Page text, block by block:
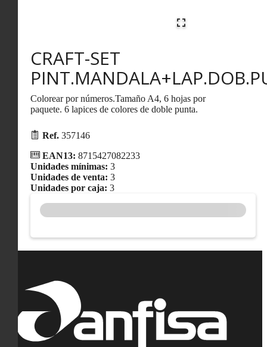
CRAFT-SET
Colorear por números.Tamaño A4, 6 hojas por
paquete. 6 lapices de colores de doble punta.
Ref. 357146
EAN13: 8715427082233
Unidades mínimas: 3
Unidades de venta: 3
Unidades por caja: 3